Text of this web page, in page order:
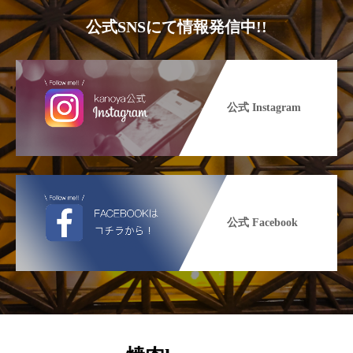
公式SNSにて情報発信中!!
公式 Instagram
公式 Facebook